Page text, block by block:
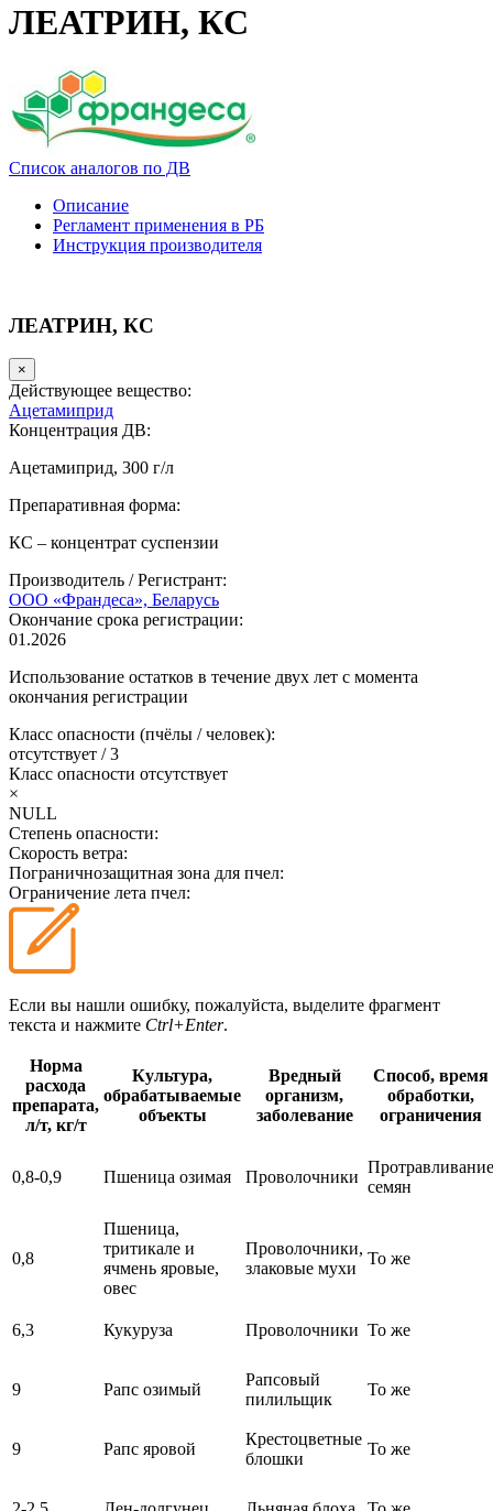
ЛЕАТРИН, КC
Список аналогов по ДВ
Описание
Регламент применения в РБ
Инструкция производителя
ЛЕАТРИН, КC
×
Действующее вещество:
Ацетамиприд
Концентрация ДВ:
Ацетамиприд, 300 г/л
Препаративная форма:
КС – концентрат суспензии
Производитель / Регистрант:
ООО «Франдеса», Беларусь
Окончание срока регистрации:
01.2026
Использование остатков в течение двух лет с момента
окончания регистрации
Класс опасности (пчёлы / человек):
отсутствует /3
Класс опасности отсутствует
×
NULL
Степень опасности:
Скорость ветра:
Пограничнозащитная зона для пчел:
Ограничение лета пчел:
Если вы нашли ошибку, пожалуйста, выделите фрагмент
текста и нажмите Ctrl+Enter.
Норма
расхода
препарата,
л/т, кг/т
Культура,
обрабатываемые
объекты
Вредный
организм,
заболевание
Способ, время
обработки,
ограничения
0,8-0,9 Пшеница озимая Проволочники
Протравливание
семян
0,8
Пшеница,
тритикале и
ячмень яровые,
овес
Проволочники,
злаковые мухи
То же
6,3 Кукуруза Проволочники То же
9 Рапс озимый
Рапсовый
пилильщик
То же
9 Рапс яровой
Крестоцветные
блошки
То же